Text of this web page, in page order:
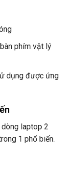
phím vật lý
dụng được ứng
dòng laptop 2
1 phổ biến.